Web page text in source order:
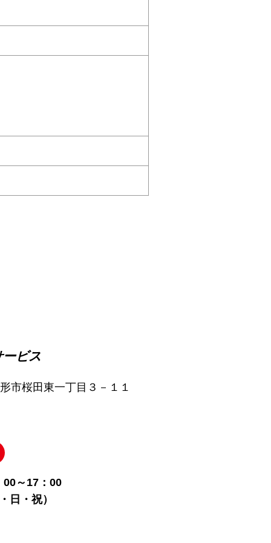
ビス
市桜田東一丁目３－１１
～17：00
日・祝）